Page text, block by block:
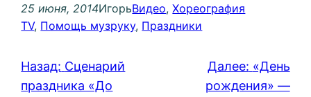
25 июня, 2014ИгорьВидео, Хореография
TV, Помощь музруку, Праздники
Назад: Сценарий
праздника «До
Далее: «День
рождения» —